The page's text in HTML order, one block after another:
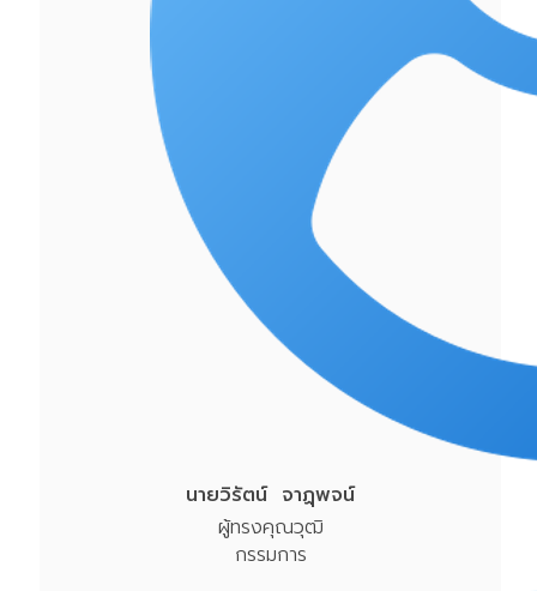
นายวิรัตน์ จาฏุพจน์
ผู้ทรงคุณวุฒิ
กรรมการ